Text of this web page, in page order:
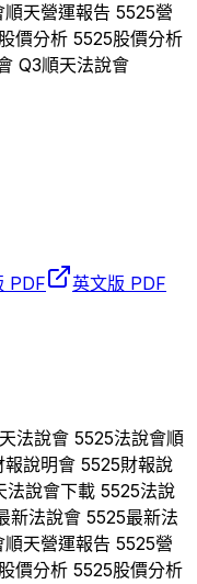
順天營運報告 5525營
股價分析 5525股價分析
Q3順天法說會
PDF
英文版 PDF
法說會 5525法說會順
報說明會 5525財報說
法說會下載 5525法說
新法說會 5525最新法
順天營運報告 5525營
股價分析 5525股價分析